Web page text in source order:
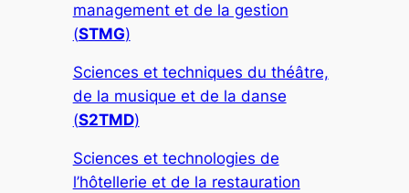
management et de la gestion
(STMG)
Sciences et techniques du théâtre,
de la musique et de la danse
(S2TMD)
Sciences et technologies de
l’hôtellerie et de la restauration